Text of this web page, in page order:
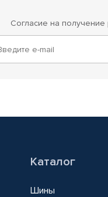
Согласие на получение
Каталог
Шины